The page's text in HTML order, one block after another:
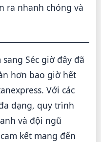
ra nhanh chóng và
Séc giờ đây đã
hơn bao giờ hết
Với các
dạng, quy trình
và đội ngũ
kết mang đến